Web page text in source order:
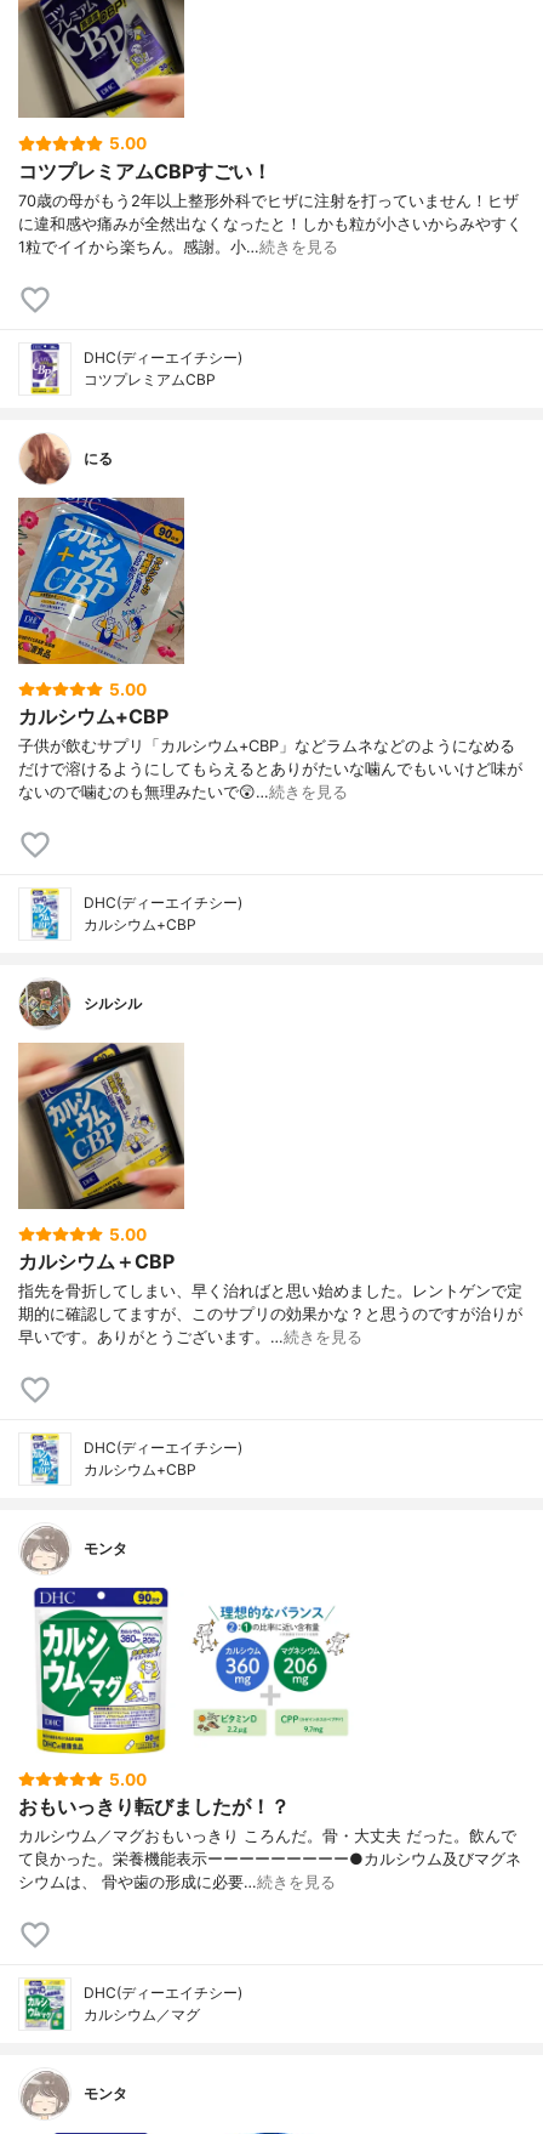
5.00
コツプレミアムCBPすごい！
70歳の母がもう2年以上整形外科でヒザに注射を打っていません！ヒザ
に違和感や痛みが全然出なくなったと！しかも粒が小さいからみやすく
1粒でイイから楽ちん。感謝。小…続きを見る
DHC(ディーエイチシー)
コツプレミアムCBP
にる
5.00
カルシウム+CBP
子供が飲むサプリ「カルシウム+CBP」などラムネなどのようになめる
だけで溶けるようにしてもらえるとありがたいな噛んでもいいけど味が
ないので噛むのも無理みたいで😲…続きを見る
DHC(ディーエイチシー)
カルシウム+CBP
シルシル
5.00
カルシウム＋CBP
指先を骨折してしまい、早く治ればと思い始めました。レントゲンで定
期的に確認してますが、このサプリの効果かな？と思うのですが治りが
早いです。ありがとうございます。…続きを見る
DHC(ディーエイチシー)
カルシウム+CBP
モンタ
5.00
おもいっきり転びましたが！？
カルシウム／マグおもいっきり ころんだ。骨・大丈夫 だった。飲んで
て良かった。栄養機能表示ーーーーーーーーー●カルシウム及びマグネ
シウムは、 骨や歯の形成に必要…続きを見る
DHC(ディーエイチシー)
カルシウム／マグ
モンタ